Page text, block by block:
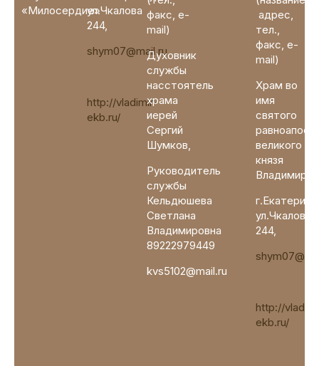
«Милосердие»ул.Чкалова
244,
shym07@mail.ru
http://vladimir-
ekb.ru/
факс, e-
mail)
Духовник
службы
насстоятель
храма
иерей
Сергий
Шумков,
Руководитель
службы
Кельдюшева
Светлана
Владимировна
89222979449
kvs5102@mail.ru
адрес,
тел.,
факс, e-
mail)
Храм во
имя
святого
великого
князя
Владимира
ул.Чкалова
244,
http://
ekb.ru/